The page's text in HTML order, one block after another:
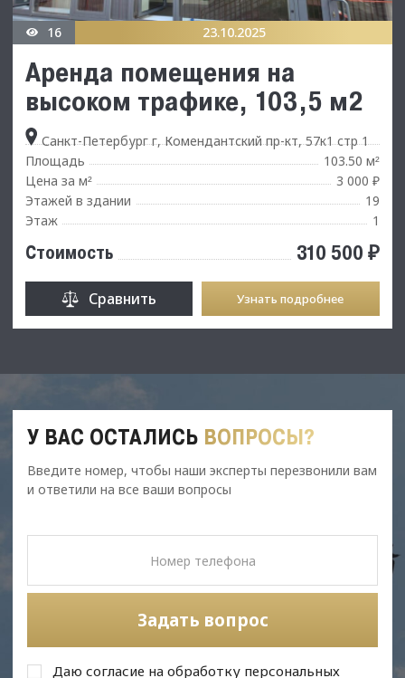
16 23.10.2025
Аренда помещения на
высоком трафике, 103,5 м2
Санкт-Петербург г, Комендантский пр-кт, 57к1 стр 1
Площадь
103.50 м²
Цена за м²
3 000 ₽
Этажей в здании
19
Этаж
1
Стоимость 310 500 ₽
Сравнить Узнать подробнее
У ВАС ОСТАЛИСЬ ВОПРОСЫ?
Введите номер, чтобы наши эксперты перезвонили вам
и ответили на все ваши вопросы
Задать вопрос
Даю согласие на обработку персональных